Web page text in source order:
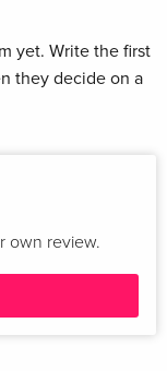
yet. Write the first
they decide on a
own review.